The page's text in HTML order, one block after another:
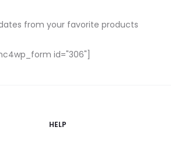
from your favorite products
id="306"]
HELP